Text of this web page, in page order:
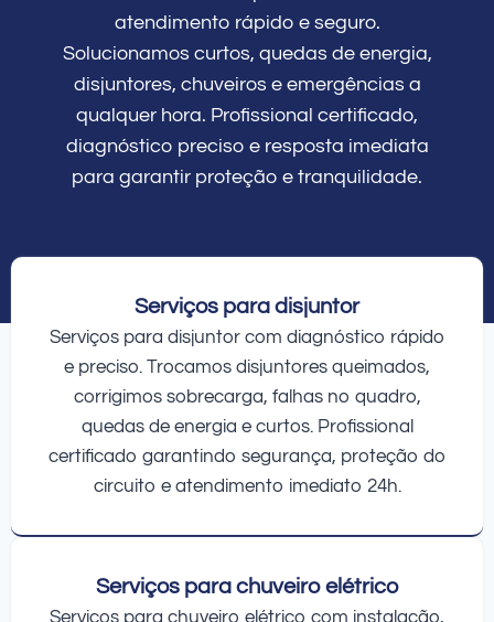
atendimento rápido e seguro.
Solucionamos curtos, quedas de energia,
disjuntores, chuveiros e emergências a
qualquer hora. Profissional certificado,
diagnóstico preciso e resposta imediata
para garantir proteção e tranquilidade.
Serviços para disjuntor
Serviços para disjuntor com diagnóstico rápido
e preciso. Trocamos disjuntores queimados,
corrigimos sobrecarga, falhas no quadro,
quedas de energia e curtos. Profissional
certificado garantindo segurança, proteção do
circuito e atendimento imediato 24h.
Serviços para chuveiro elétrico
Serviços para chuveiro elétrico com instalação,